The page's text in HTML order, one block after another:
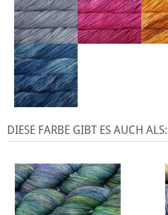
DIESE FARBE GIBT ES AUCH ALS: